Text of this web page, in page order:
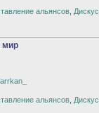
альянсов
мир
альянсов